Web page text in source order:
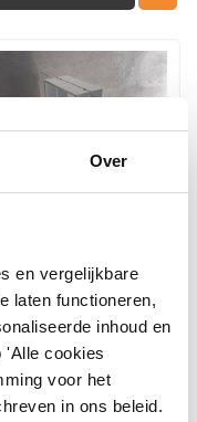
Over
en vergelijkbare
laten functioneren,
inhoud en
'Alle cookies
voor het
in ons beleid.
Novellini Kuadra
Douchewand
264,25